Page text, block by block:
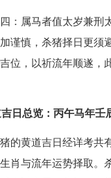
：属马者值太岁兼刑
谨慎，杀猪择日更须
位，以祈流年顺遂，
日总览：丙午马年壬
的黄道吉日经详考共
肖与流年运势择取。